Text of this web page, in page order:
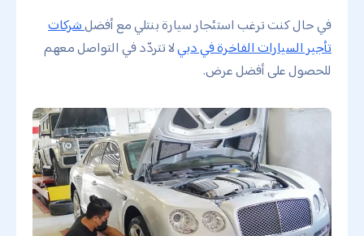
في حال كنت ترغب استئجار سيارة بنتلي مع أفضلشركات
تأجير السيارات الفاخرة في دبيلا تتردّد في التواصل معهم
للحصول على أفضل عرض.